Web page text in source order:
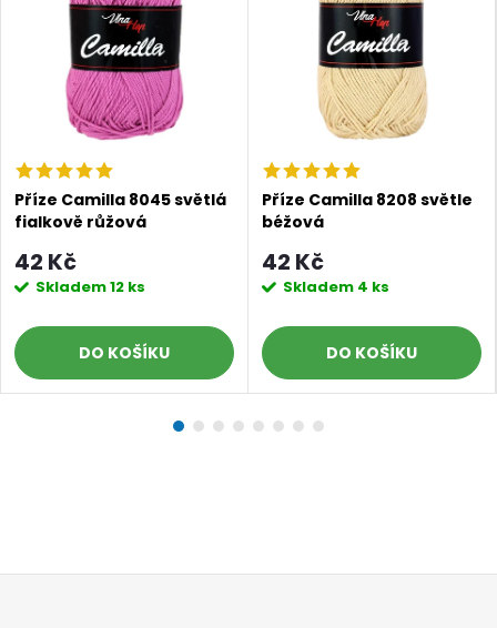
Příze Camilla 8045 světlá
fialkově růžová
42 Kč
Skladem12 ks
DO KOŠÍKU
Příze Camilla 8208 světle
béžová
42 Kč
Skladem 4 ks
DO KOŠÍKU